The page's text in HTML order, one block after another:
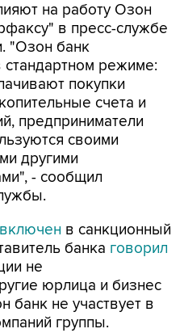
на работу Озон
в пресс-службе
"Озон банк
стандартном режиме:
покупки
счета и
предприниматели
своими
другими
- сообщил
в санкционный
банка говорил
не
юрлица и бизнес
банк не участвует в
группы.